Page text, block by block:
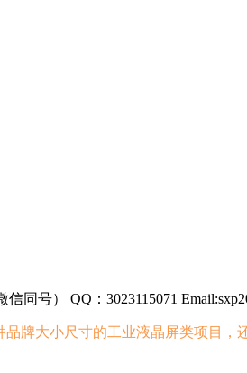
信同号） QQ：3023115071
品牌大小尺寸的工业液晶屏类项目，